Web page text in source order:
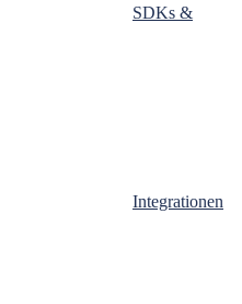
SDKs &
Integrationen